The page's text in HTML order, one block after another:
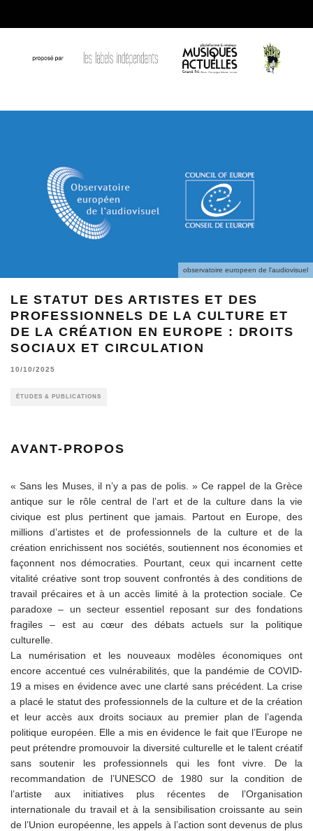
observatoire europeen de l'audiovisuel
LE STATUT DES ARTISTES ET DES
PROFESSIONNELS DE LA CULTURE ET
DE LA CRÉATION EN EUROPE : DROITS
SOCIAUX ET CIRCULATION
10/10/2025
ÉTUDES & PUBLICATIONS
AVANT-PROPOS
« Sans les Muses, il n’y a pas de polis. » Ce rappel de la Grèce
antique sur le rôle central de l’art et de la culture dans la vie
civique est plus pertinent que jamais. Partout en Europe, des
millions d’artistes et de professionnels de la culture et de la
création enrichissent nos sociétés, soutiennent nos économies et
façonnent nos démocraties. Pourtant, ceux qui incarnent cette
vitalité créative sont trop souvent confrontés à des conditions de
travail précaires et à un accès limité à la protection sociale. Ce
paradoxe – un secteur essentiel reposant sur des fondations
fragiles – est au cœur des débats actuels sur la politique
culturelle.
La numérisation et les nouveaux modèles économiques ont
encore accentué ces vulnérabilités, que la pandémie de COVID-
19 a mises en évidence avec une clarté sans précédent. La crise
a placé le statut des professionnels de la culture et de la création
et leur accès aux droits sociaux au premier plan de l’agenda
politique européen. Elle a mis en évidence le fait que l’Europe ne
peut prétendre promouvoir la diversité culturelle et le talent créatif
sans soutenir les professionnels qui les font vivre. De la
recommandation de l’UNESCO de 1980 sur la condition de
l’artiste aux initiatives plus récentes de l’Organisation
internationale du travail et à la sensibilisation croissante au sein
de l’Union européenne, les appels à l’action sont devenus de plus